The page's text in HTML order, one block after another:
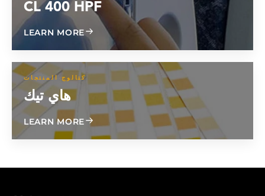
CL 400 HPF
LEARN MOREABOUT CL 400 HPF
كتالوج المنتجات
هاي تيك
LEARN MOREABOUT HYTEK